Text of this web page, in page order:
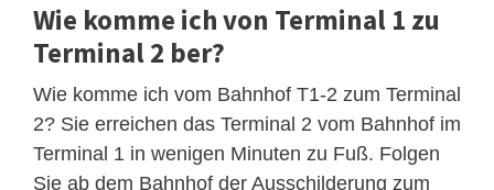
Wie komme ich von Terminal 1 zu
Terminal 2 ber?
Wie komme ich vom Bahnhof T1-2 zum Terminal
2? Sie erreichen das Terminal 2 vom Bahnhof im
Terminal 1 in wenigen Minuten zu Fuß. Folgen
Sie ab dem Bahnhof der Ausschilderung zum